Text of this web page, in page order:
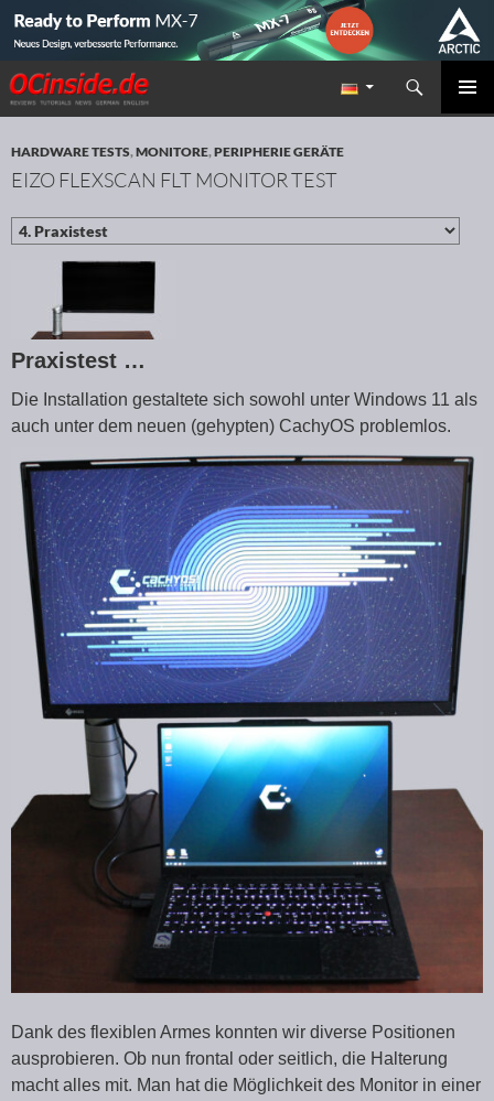
Redaktion ocinside.de PC Hardware Portal
Suchen
ZUM INHALT SPRINGEN
HARDWARE TESTS,MONITORE,PERIPHERIE GERÄTE
EIZO FLEXSCAN FLT MONITOR TEST
Praxistest …
Die Installation gestaltete sich sowohl unter Windows 11 als
auch unter dem neuen (gehypten) CachyOS problemlos.
Dank des flexiblen Armes konnten wir diverse Positionen
ausprobieren. Ob nun frontal oder seitlich, die Halterung
macht alles mit. Man hat die Möglichkeit des Monitor in einer